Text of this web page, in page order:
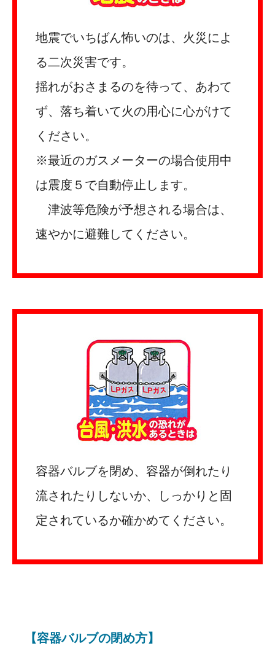
地震でいちばん怖いのは、火災によ
る二次災害です。
揺れがおさまるのを待って、あわて
ず、落ち着いて火の用心に心がけて
ください。
※最近のガスメーターの場合使用中
は震度５で自動停止します。
津波等危険が予想される場合は、
速やかに避難してください。
容器バルブを閉め、容器が倒れたり
流されたりしないか、しっかりと固
定されているか確かめてください。
【容器バルブの閉め方】